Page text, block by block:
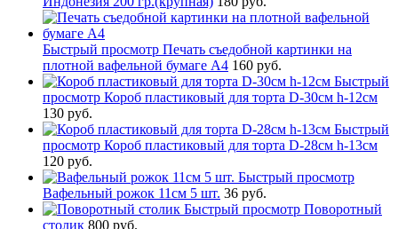
Быстрый просмотр Печать съедобной картинки на
плотной вафельной бумаге А4 160 руб.
Быстрый
просмотр Короб пластиковый для торта D-30см h-12см
130 руб.
Быстрый
просмотр Короб пластиковый для торта D-28см h-13см
120 руб.
Быстрый просмотр
Вафельный рожок 11см 5 шт. 36 руб.
Быстрый просмотр Поворотный
столик 800 руб.